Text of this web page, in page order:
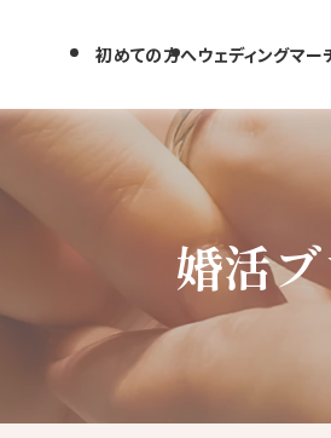
初めての方へウェディングマー
婚活